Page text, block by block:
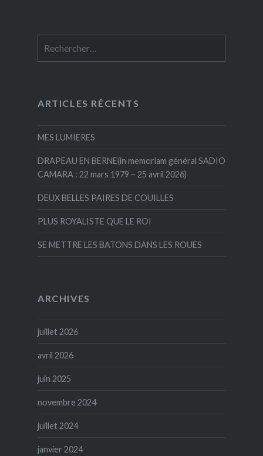
ARTICLES RÉCENTS
MES LUMIERES
DRAPEAU EN BERNE(in memoriam général SADIO
CAMARA : 22 mars 1979 – 25 avril 2026)
DEUX BELLES PAIRES DE COUILLES
PLUS ROYALISTE QUE LE ROI
SE METTRE LES BATONS DANS LES ROUES
ARCHIVES
juillet 2026
avril 2026
juin 2025
novembre 2024
juillet 2024
janvier 2024